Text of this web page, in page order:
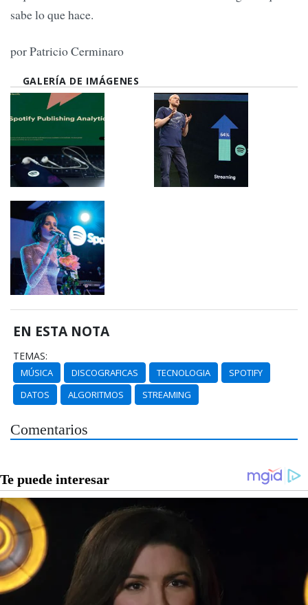
sabe lo que hace.
por Patricio Cerminaro
GALERÍA DE IMÁGENES
EN ESTA NOTA
TEMAS:
MÚSICA DISCOGRAFICAS TECNOLOGIA
SPOTIFY
DATOS
ALGORITMOS STREAMING
Comentarios